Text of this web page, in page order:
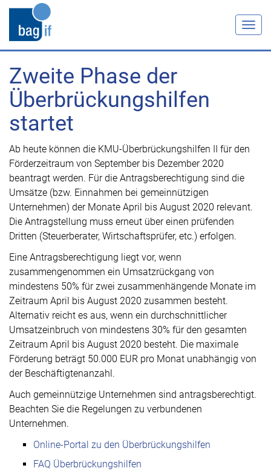
Zweite Phase der
Überbrückungshilfen
startet
Ab heute können die KMU-Überbrückungshilfen II für den
Förderzeitraum von September bis Dezember 2020
beantragt werden. Für die Antragsberechtigung sind die
Umsätze (bzw. Einnahmen bei gemeinnützigen
Unternehmen) der Monate April bis August 2020 relevant.
Die Antragstellung muss erneut über einen prüfenden
Dritten (Steuerberater, Wirtschaftsprüfer, etc.) erfolgen.
Eine Antragsberechtigung liegt vor, wenn
zusammengenommen ein Umsatzrückgang von
mindestens 50% für zwei zusammenhängende Monate im
Zeitraum April bis August 2020 zusammen besteht.
Alternativ reicht es aus, wenn ein durchschnittlicher
Umsatzeinbruch von mindestens 30% für den gesamten
Zeitraum April bis August 2020 besteht. Die maximale
Förderung beträgt 50.000 EUR pro Monat unabhängig von
der Beschäftigtenanzahl.
Auch gemeinnützige Unternehmen sind antragsberechtigt.
Beachten Sie die Regelungen zu verbundenen
Unternehmen.
Online-Portal zu den Überbrückungshilfen
FAQ Überbrückungshilfen